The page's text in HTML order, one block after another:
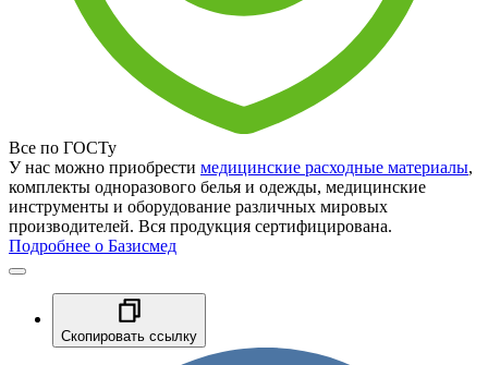
Все по ГОСТу
У нас можно приобрести медицинские расходные материалы,
комплекты одноразового белья и одежды, медицинские
инструменты и оборудование различных мировых
производителей. Вся продукция сертифицирована.
Подробнее о Базисмед
Скопировать ссылку